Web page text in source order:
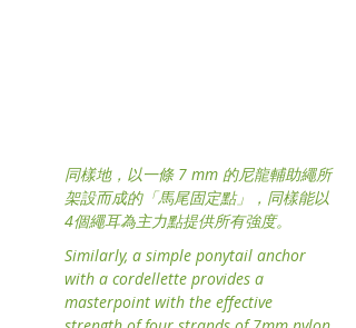
同樣地，以一條 7 mm 的尼龍輔助繩所
架設而成的「馬尾固定點」，同樣能以
4個繩耳為主力點提供所有強度。
Similarly, a simple ponytail anchor
with a cordellette provides a
masterpoint with the effective